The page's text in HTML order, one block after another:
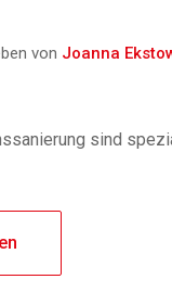
von Joanna
sind